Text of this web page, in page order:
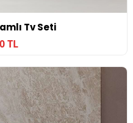
Tv Seti
TL